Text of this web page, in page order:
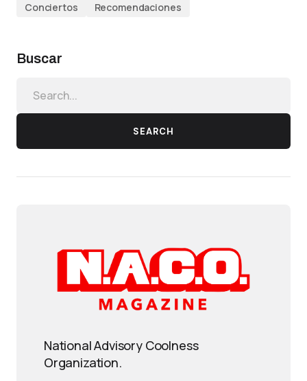
Conciertos Recomendaciones
Buscar
SEARCH
National Advisory Coolness
Organization.